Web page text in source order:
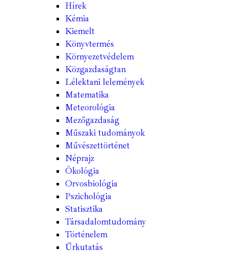
Hírek
Kémia
Kiemelt
Könyvtermés
Környezetvédelem
Közgazdaságtan
Lélektani lelemények
Matematika
Meteorológia
Mezőgazdaság
Műszaki tudományok
Művészettörténet
Néprajz
Ökológia
Orvosbiológia
Pszichológia
Statisztika
Társadalomtudomány
Történelem
Űrkutatás